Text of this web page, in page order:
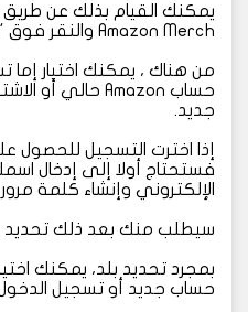
يمكنك القيام بذلك عن طريق
Amazon Merch والنقر فوق "الاشتراك الآن".
من هناك ، يمكنك اختيار إما
جديد.
إذا اخترت التسجيل للحصول
فستحتاج أولا إلى إدخال
الإلكتروني وإنشاء كلمة مرور.
سيطلب منك بعد ذلك تحديد
بمجرد تحديد بلد، يمكنك
حساب جديد أو تسجيل